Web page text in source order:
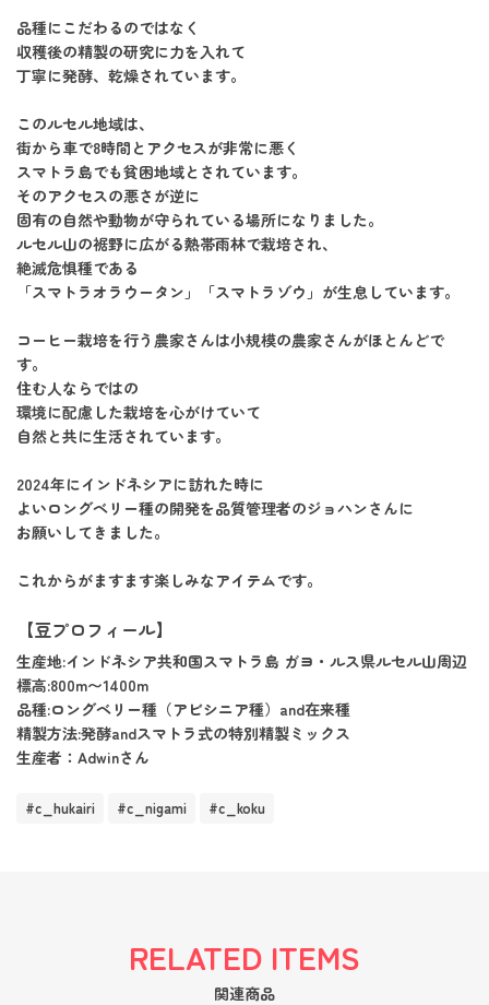
品種にこだわるのではなく
収穫後の精製の研究に力を入れて
丁寧に発酵、乾燥されています。
このルセル地域は、
街から車で8時間とアクセスが非常に悪く
スマトラ島でも貧困地域とされています。
そのアクセスの悪さが逆に
固有の自然や動物が守られている場所になりました。
ルセル山の裾野に広がる熱帯雨林で栽培され、
絶滅危惧種である
「スマトラオラウータン」「スマトラゾウ」が生息しています。
コーヒー栽培を行う農家さんは小規模の農家さんがほとんどで
す。
住む人ならではの
環境に配慮した栽培を心がけていて
自然と共に生活されています。
2024年にインドネシアに訪れた時に
よいロングベリー種の開発を品質管理者のジョハンさんに
お願いしてきました。
これからがますます楽しみなアイテムです。
【豆プロフィール】
生産地:インドネシア共和国スマトラ島 ガヨ・ルス県ルセル山周辺
標高:800m〜1400m
品種:ロングベリー種（アビシニア種）and在来種
精製方法:発酵andスマトラ式の特別精製ミックス
生産者：Adwinさん
#c_hukairi #c_nigami #c_koku
RELATED ITEMS
関連商品